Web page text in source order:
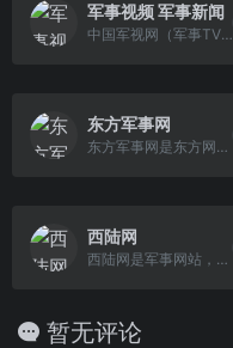
军事视频 军事新闻
中国军视网（军事TV），是全国最大最专业的军事视频网站。提供海量的军事视频、军事新闻、军事图片等相关内容。是军事迷和军事专家最具价值的军事交流平台。
东方军事网
东方军事网是东方网旗下的专业军事新闻网站，为军事迷提供中国军事，国际军事报道，深度解析全球军力,及时追踪尖端军事武器装备,海陆空军事图库等。
西陆网
西陆网是军事网站，为大国之崛起，关注军事利益，对比国际军事力量，探寻军事战略，解读军事战争历史，求索强国之路。
暂无评论